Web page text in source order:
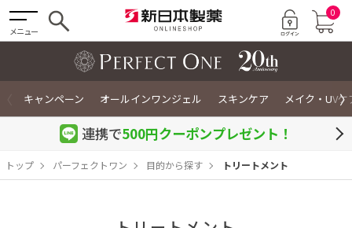
メニュー
0
キャンペーン オールインワンジェル スキンケア メイク・UVケ
〉
連携で500円クーポンプレゼント！
トップ パーフェクトワン 目的から探す トリートメント